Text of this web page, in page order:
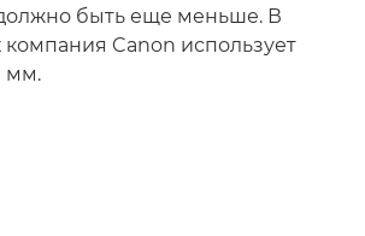
быть еще меньше. В
компания Canon использует
мм.